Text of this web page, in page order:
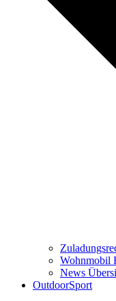
Wohnmobil
News
OutdoorSport